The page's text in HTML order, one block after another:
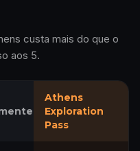
custa mais do que o
aos 5.
Athens
Exploration
Pass